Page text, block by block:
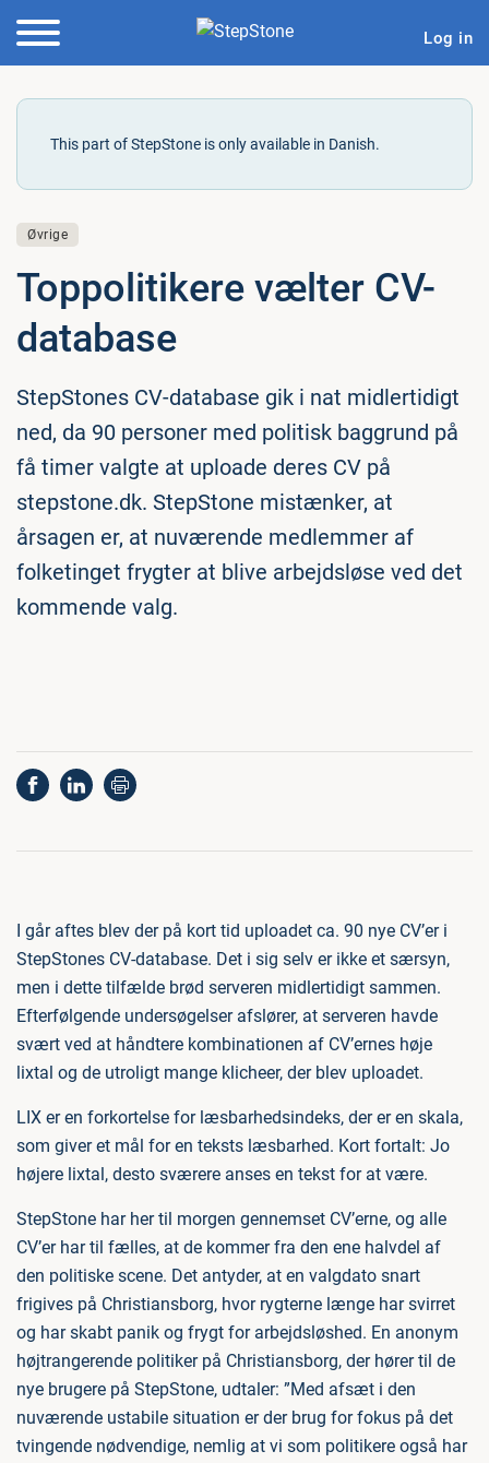
Log in
This part of StepStone is only available in Danish.
Øvrige
Top­po­li­ti­ke­re vælter CV-
database
StepStones CV-database gik i nat midlertidigt
ned, da 90 personer med politisk baggrund på
få timer valgte at uploade deres CV på
stepstone.dk. StepStone mistænker, at
årsagen er, at nuværende medlemmer af
folketinget frygter at blive arbejdsløse ved det
kommende valg.
I går aftes blev der på kort tid uploadet ca. 90 nye CV’er i
StepStones CV-database. Det i sig selv er ikke et særsyn,
men i dette tilfælde brød serveren midlertidigt sammen.
Efterfølgende undersøgelser afslører, at serveren havde
svært ved at håndtere kombinationen af CV’ernes høje
lixtal og de utroligt mange klicheer, der blev uploadet.
LIX er en forkortelse for læsbarhedsindeks, der er en skala,
som giver et mål for en teksts læsbarhed. Kort fortalt: Jo
højere lixtal, desto sværere anses en tekst for at være.
StepStone har her til morgen gennemset CV’erne, og alle
CV’er har til fælles, at de kommer fra den ene halvdel af
den politiske scene. Det antyder, at en valgdato snart
frigives på Christiansborg, hvor rygterne længe har svirret
og har skabt panik og frygt for arbejdsløshed. En anonym
højtrangerende politiker på Christiansborg, der hører til de
nye brugere på StepStone, udtaler: ”Med afsæt i den
nuværende ustabile situation er der brug for fokus på det
tvingende nødvendige, nemlig at vi som politikere også har